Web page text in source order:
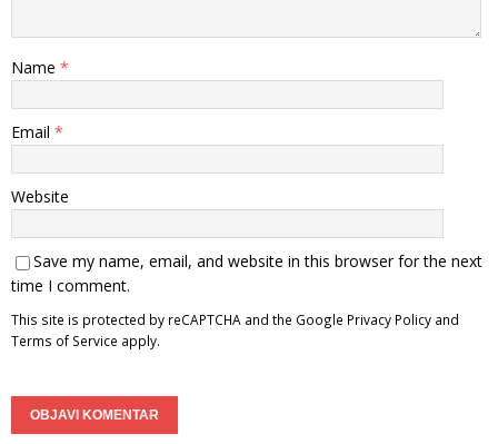
Name *
Email *
Website
Save my name, email, and website in this browser for the next
time I comment.
This site is protected by reCAPTCHA and the Google Privacy Policy and
Terms of Service apply.